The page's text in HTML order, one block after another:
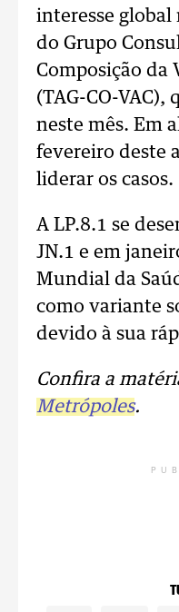
interesse
do Grupo
Composição da
(TAG-CO-VAC),
neste mês. Em
fevereiro deste
liderar os casos.
A LP.8.1 se
JN.1 e em
Mundial da
como variante
devido à sua
Confira a
Metrópoles.